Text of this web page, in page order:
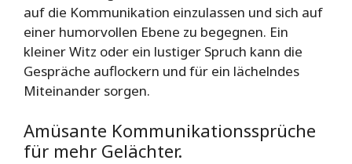
auf die Kommunikation einzulassen und sich auf
einer humorvollen Ebene zu begegnen. Ein
kleiner Witz oder ein lustiger Spruch kann die
Gespräche auflockern und für ein lächelndes
Miteinander sorgen.
Amüsante Kommunikationssprüche
für mehr Gelächter.